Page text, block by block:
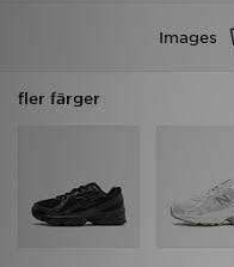
Images
fler färger
Kundservice
JD Blogg